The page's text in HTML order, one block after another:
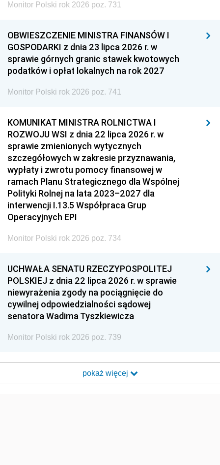
Monitor Polski rok 2026 poz. 731
OBWIESZCZENIE MINISTRA FINANSÓW I
GOSPODARKI z dnia 23 lipca 2026 r. w
sprawie górnych granic stawek kwotowych
podatków i opłat lokalnych na rok 2027
Monitor Polski rok 2026 poz. 741
KOMUNIKAT MINISTRA ROLNICTWA I
ROZWOJU WSI z dnia 22 lipca 2026 r. w
sprawie zmienionych wytycznych
szczegółowych w zakresie przyznawania,
wypłaty i zwrotu pomocy finansowej w
ramach Planu Strategicznego dla Wspólnej
Polityki Rolnej na lata 2023–2027 dla
interwencji I.13.5 Współpraca Grup
Operacyjnych EPI
Monitor Polski rok 2026 poz. 734
UCHWAŁA SENATU RZECZYPOSPOLITEJ
POLSKIEJ z dnia 22 lipca 2026 r. w sprawie
niewyrażenia zgody na pociągnięcie do
cywilnej odpowiedzialności sądowej
senatora Wadima Tyszkiewicza
Monitor Polski rok 2026 poz. 739
pokaż więcej